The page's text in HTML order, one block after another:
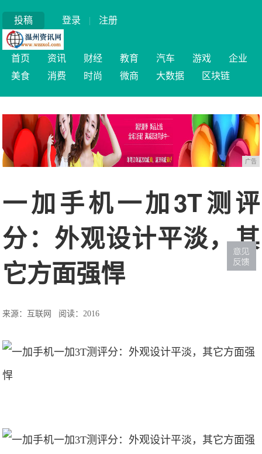
投稿 登录 | 注册
首页 资讯 财经 教育 汽车 游戏
企业
美食
消费 时尚 微商 大数据 区块链
广告
一加手机一加3T测评
分：外观设计平淡，其
它方面强悍
来源：互联网 阅读：2016